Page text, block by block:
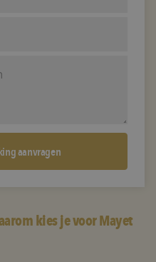
kies je voor Mayet